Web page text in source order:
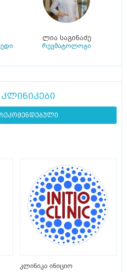
ლია საგინაძე
რევმატოლოგი
კლინიკა ინიციო